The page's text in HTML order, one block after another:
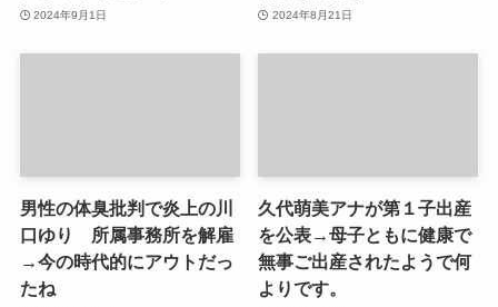
2024年9月1日 2024年8月21日
男性の体臭批判で炎上の川
口ゆり 所属事務所を解雇
→今の時代的にアウトだっ
たね
久代萌美アナが第１子出産
を公表→母子ともに健康で
無事ご出産されたようで何
よりです。